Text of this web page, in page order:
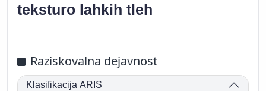
teksturo lahkih tleh
Raziskovalna dejavnost
Klasifikacija ARIS